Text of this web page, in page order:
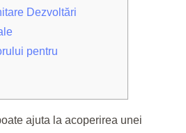
Dezvoltări
pentru
ajuta la acoperirea unei